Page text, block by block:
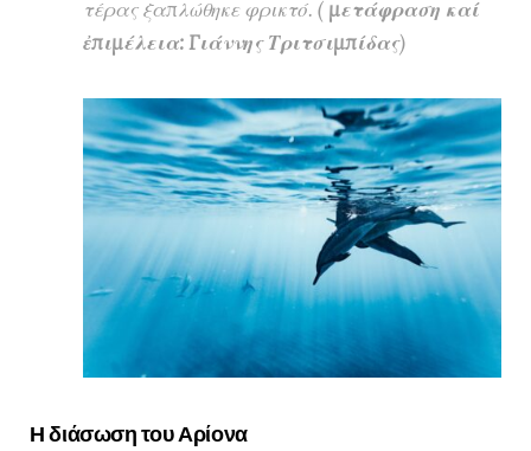
τέρας ξαπλώθηκε φρικτό. ( μετάφραση καί
ἐπιμέλεια: Γιάννης Τριτσιμπίδας)
Η διάσωση του Αρίονα